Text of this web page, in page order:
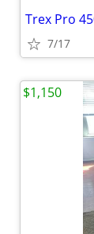
Trex Pro
7/17
$1,150